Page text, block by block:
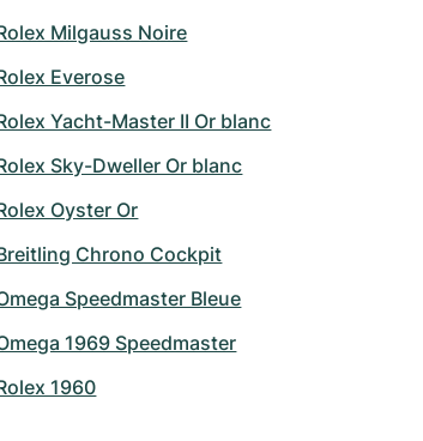
Milgauss Noire
Everose
Yacht-Master II Or blanc
Sky-Dweller Or blanc
Oyster Or
Chrono Cockpit
Speedmaster Bleue
1969 Speedmaster
1960